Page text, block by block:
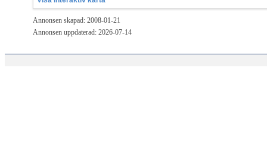
Annonsen skapad: 2008-01-21
Annonsen uppdaterad: 2026-07-14